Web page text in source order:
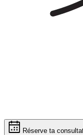
Réserve ta